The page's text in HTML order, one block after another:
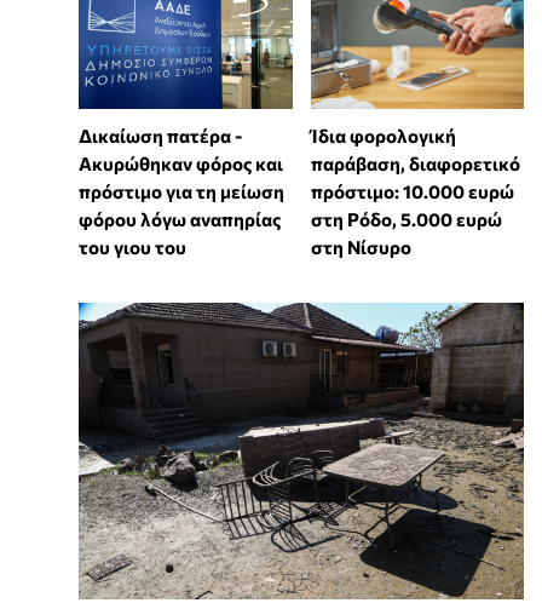
Δικαίωση πατέρα -
Ακυρώθηκαν φόρος και
πρόστιμο για τη μείωση
φόρου λόγω αναπηρίας
του γιου του
Ίδια φορολογική
παράβαση, διαφορετικό
πρόστιμο: 10.000 ευρώ
στη Ρόδο, 5.000 ευρώ
στη Νίσυρο